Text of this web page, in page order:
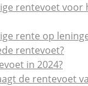
rentevoet voor
rente op
rentevoet?
in 2024?
de rentevoet